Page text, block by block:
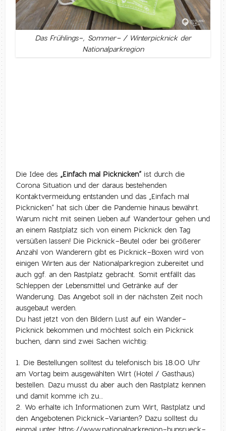
Das Frühlings-, Sommer- / Winterpicknick der
Nationalparkregion
Die Idee des „Einfach mal Picknicken“ ist durch die
Corona Situation und der daraus bestehenden
Kontaktvermeidung entstanden und das „Einfach mal
Picknicken“ hat sich über die Pandemie hinaus bewährt.
Warum nicht mit seinen Lieben auf Wandertour gehen und
an einem Rastplatz sich von einem Picknick den Tag
versüßen lassen! Die Picknick-Beutel oder bei größerer
Anzahl von Wanderern gibt es Picknick-Boxen wird von
einigen Wirten aus der Nationalparkregion zubereitet und
auch ggf. an den Rastplatz gebracht. Somit entfällt das
Schleppen der Lebensmittel und Getränke auf der
Wanderung. Das Angebot soll in der nächsten Zeit noch
ausgebaut werden.
Du hast jetzt von den Bildern Lust auf ein Wander-
Picknick bekommen und möchtest solch ein Picknick
buchen, dann sind zwei Sachen wichtig:
1. Die Bestellungen solltest du telefonisch bis 18.00 Uhr
am Vortag beim ausgewählten Wirt (Hotel / Gasthaus)
bestellen. Dazu musst du aber auch den Rastplatz kennen
und damit komme ich zu…
2. Wo erhalte ich Informationen zum Wirt, Rastplatz und
den Angebotenen Picknick-Varianten? Dazu solltest du